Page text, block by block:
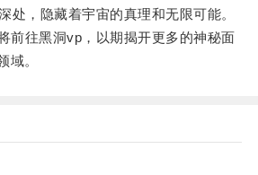
，隐藏着宇宙的真理和无限可能。
往黑洞vp，以期揭开更多的神秘面
域。